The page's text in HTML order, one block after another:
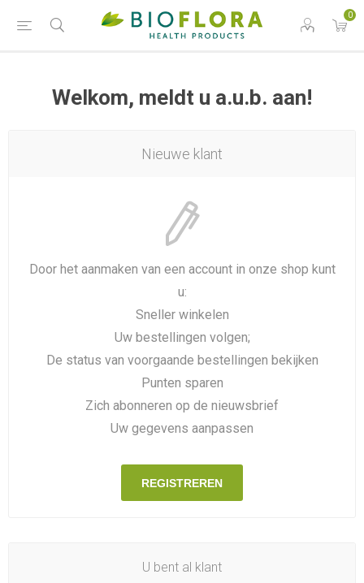
0
Welkom, meldt u a.u.b. aan!
Nieuwe klant
Door het aanmaken van een account in onze shop kunt
u:
Sneller winkelen
Uw bestellingen volgen;
De status van voorgaande bestellingen bekijken
Punten sparen
Zich abonneren op de nieuwsbrief
Uw gegevens aanpassen
REGISTREREN
U bent al klant